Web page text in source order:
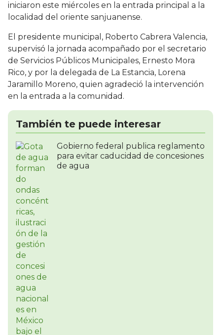
iniciaron este miércoles en la entrada principal a la
localidad del oriente sanjuanense.
El presidente municipal, Roberto Cabrera Valencia,
supervisó la jornada acompañado por el secretario
de Servicios Públicos Municipales, Ernesto Mora
Rico, y por la delegada de La Estancia, Lorena
Jaramillo Moreno, quien agradeció la intervención
en la entrada a la comunidad.
También te puede interesar
Gobierno federal publica reglamento
para evitar caducidad de concesiones
de agua